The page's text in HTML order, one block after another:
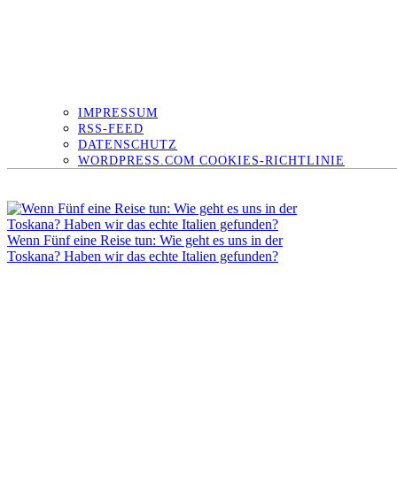
IMPRESSUM
RSS-FEED
DATENSCHUTZ
WORDPRESS.COM COOKIES-RICHTLINIE
Wenn Fünf eine Reise tun: Wie geht es uns in der
Toskana? Haben wir das echte Italien gefunden?